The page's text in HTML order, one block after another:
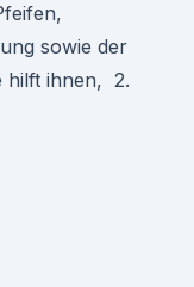
sowie der
hilft ihnen, 2.